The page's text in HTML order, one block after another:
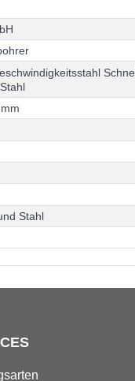
bH
ohrer
eschwindigkeitsstahl Schne
Stahl
mm
nd Stahl